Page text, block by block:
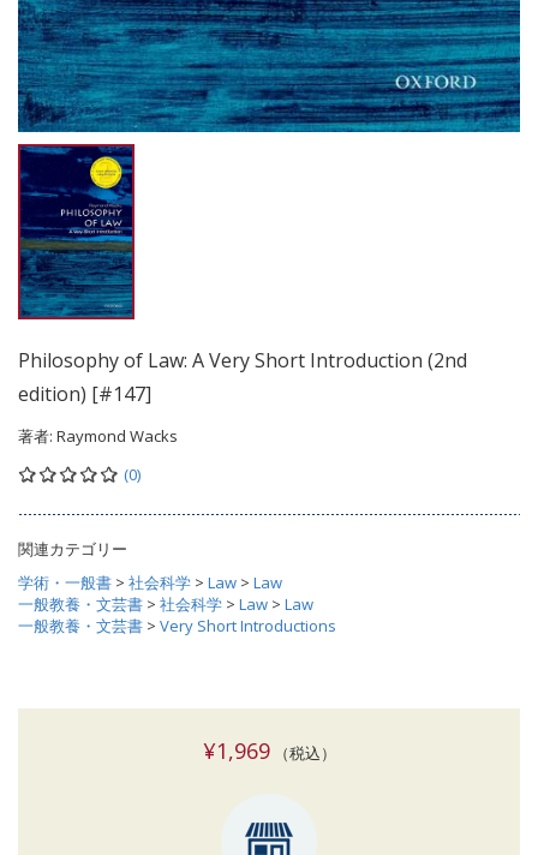
Philosophy of Law: A Very Short Introduction (2nd
edition) [#147]
著者: Raymond Wacks
(0)
関連カテゴリー
学術・一般書 > 社会科学 > Law > Law
一般教養・文芸書 > 社会科学 > Law > Law
一般教養・文芸書 > Very Short Introductions
¥1,969（税込）